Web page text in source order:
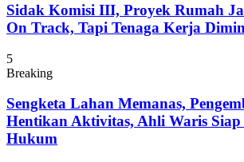
Sidak Komisi III, Proyek Rumah
On Track, Tapi Tenaga Kerja
5
Breaking
Sengketa Lahan Memanas,
Hentikan Aktivitas, Ahli Waris
Hukum